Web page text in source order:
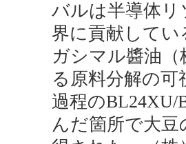
バルは半導体
界に貢献して
ガシマル醬油
る原料分解の
過程のBL24XU/
んだ箇所で大